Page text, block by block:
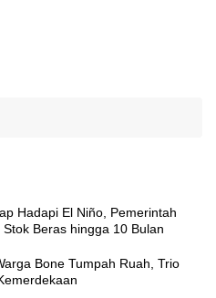
Hadapi El Niño, Pemerintah
Beras hingga 10 Bulan
Bone Tumpah Ruah, Trio